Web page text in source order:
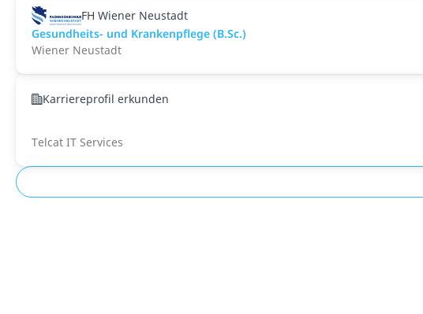
FH Wiener Neustadt
Gesundheits- und Krankenpflege (B.Sc.)
Wiener Neustadt
Karriereprofil erkunden
Telcat IT Services